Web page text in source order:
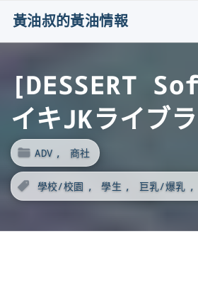
e
黃油叔的黃油情報
[DESSERT
イキJKライブ
ADV 商社
學校/校園 學生 巨乳/爆乳